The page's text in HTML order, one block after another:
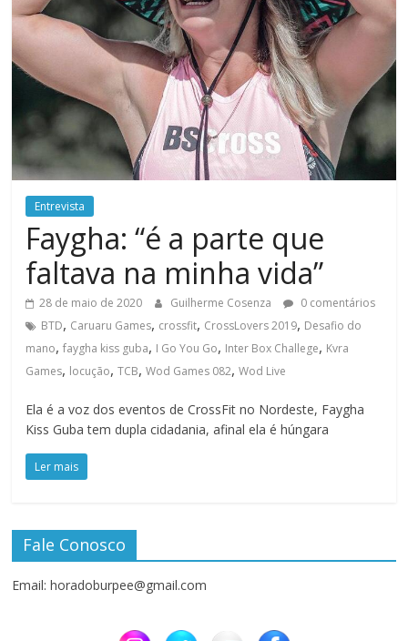
Entrevista
Faygha: “é a parte que
faltava na minha vida”
28 de maio de 2020 Guilherme Cosenza
0 comentários
BTD, Caruaru Games, crossfit, CrossLovers 2019, Desafio do
mano,faygha kiss guba, I Go You Go, Inter Box Challege, Kvra
Games, locução,TCB,Wod Games 082,Wod Live
Ela é a voz dos eventos de CrossFit no Nordeste, Faygha
Kiss Guba tem dupla cidadania, afinal ela é húngara
Ler mais
Fale Conosco
Email: horadoburpee@gmail.com